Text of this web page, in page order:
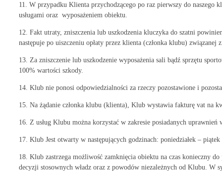
11. W przypadku Klienta przychodzącego po raz pierwszy do naszego
usługami oraz wyposażeniem obiektu.
12. Fakt utraty, zniszczenia lub uszkodzenia kluczyka do szatni
następuje po uiszczeniu opłaty przez klienta (członka klubu)
13. Za zniszczenie lub uszkodzenie wyposażenia sali bądź sprzętu
100% wartości szkody.
14. Klub nie ponosi odpowiedzialności za rzeczy pozostawione i
15. Na żądanie członka klubu (klienta), Klub wystawia fakturę vat na
16. Z usług Klubu można korzystać w zakresie posiadanych
17. Klub Jest otwarty w następujących godzinach: poniedziałek –
18. Klub zastrzega możliwość zamknięcia obiektu na czas konieczny
decyzji stosownych władz oraz z powodów niezależnych od